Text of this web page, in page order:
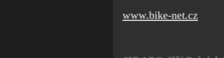
www.bike-net.cz